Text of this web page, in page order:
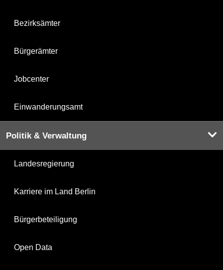
Bezirksämter
Bürgerämter
Jobcenter
Einwanderungsamt
Politik & Verwaltung
Landesregierung
Karriere im Land Berlin
Bürgerbeteiligung
Open Data